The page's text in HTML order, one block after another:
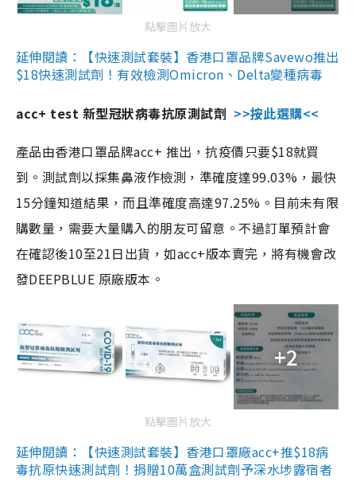
點擊圖片放大
延伸閱讀：【快速測試套裝】香港口罩品牌Savewo推出
$18快速測試劑！有效檢測Omicron、Delta變種病毒
acc+ test 新型冠狀病毒抗原測試劑 >>按此選購<<
產品由香港口罩品牌acc+ 推出，抗疫價只要$18就買
到。測試劑以採集鼻液作檢測，準確度達99.03%，最快
15分鐘知道結果，而且準確度高達97.25%。目前未有限
購數量，需要大量購入的朋友可留意。不過訂單預計會
在確認後10至21日出貨，如acc+版本賣完，將有機會改
發DEEPBLUE 原廠版本。
+2
點擊圖片放大
延伸閱讀：【快速測試套裝】香港口罩廠acc+推$18病
毒抗原快速測試劑！捐贈10萬盒測試劑予深水埗露宿者